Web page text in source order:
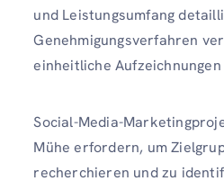
und Leistungsumfang
Genehmigungsverfahren
einheitliche
Social-Media-
Mühe erfordern, um
recherchieren und zu